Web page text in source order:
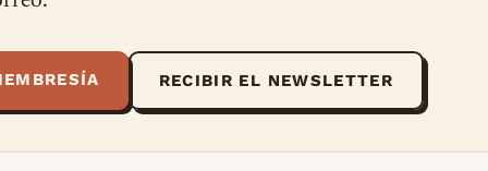
RECIBIR EL NEWSLETTER